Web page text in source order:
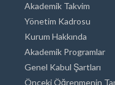
Akademik Takvim
Yönetim Kadrosu
Kurum Hakkında
Akademik Programlar
Genel Kabul Şartları
Önceki Öğrenmenin